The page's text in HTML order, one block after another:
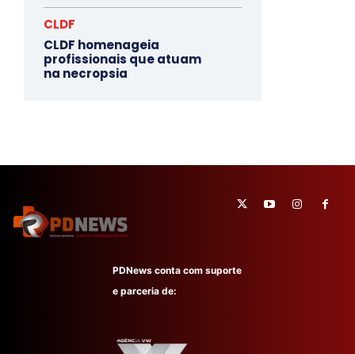
CLDF
CLDF homenageia
profissionais que atuam
na necropsia
PDNews conta com suporte
e parceria de: